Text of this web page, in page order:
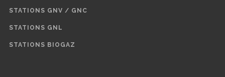
STATIONS GNV / GNC
STATIONS GNL
STATIONS BIOGAZ